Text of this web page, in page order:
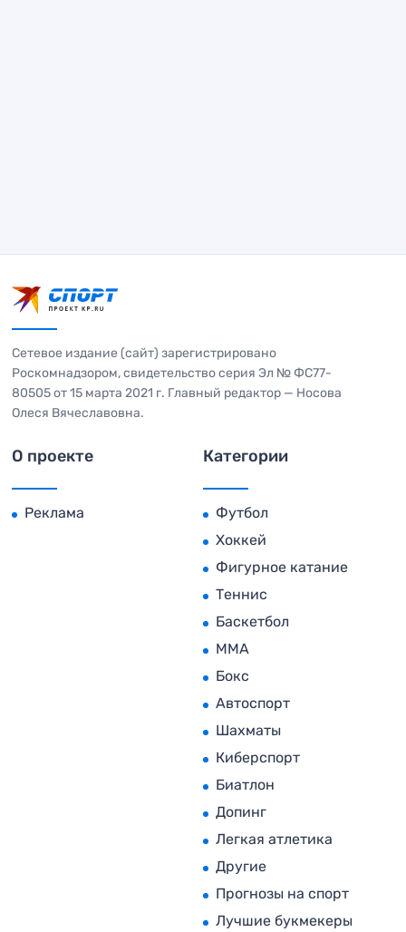
Сетевое издание (сайт) зарегистрировано
Роскомнадзором, свидетельство серия Эл № ФС77-
80505 от 15 марта 2021 г. Главный редактор — Носова
Олеся Вячеславовна.
О проекте
Реклама
Категории
Футбол
Хоккей
Фигурное катание
Теннис
Баскетбол
MMA
Бокс
Автоспорт
Шахматы
Киберспорт
Биатлон
Допинг
Легкая атлетика
Другие
Прогнозы на спорт
Лучшие букмекеры